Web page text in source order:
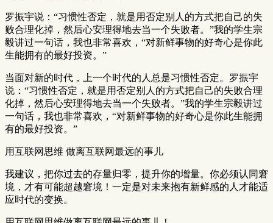
罗振宇说：“习惯性否定，就是用否定别人的方式把自己的失
败合理化掉，然后心安理得地去当一个失败者。”我的学生宗
毅讲过一句话，我也非常喜欢，“对新鲜事物的好奇心是你此
生能拥有的最好投资。”
当面对新的时代，上一个时代的人总是习惯性否定。罗振宇
说：“习惯性否定，就是用否定别人的方式把自己的失败合理
化掉，然后心安理得地去当一个失败者。”我的学生宗毅讲过
一句话，我也非常喜欢，“对新鲜事物的好奇心是你此生能拥
有的最好投资。”
用互联网思维 做离互联网最远的事儿
我建议，把你过去的存量归零，提升你的增量。你必须认同窘
境，才有可能超越窘境！一定是对未来抱有新鲜感的人才能适
应时代的变换。